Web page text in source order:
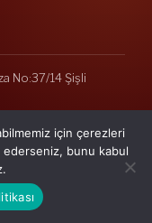
No:37/14 Şişli
için çerezleri
ederseniz, bunu kabul